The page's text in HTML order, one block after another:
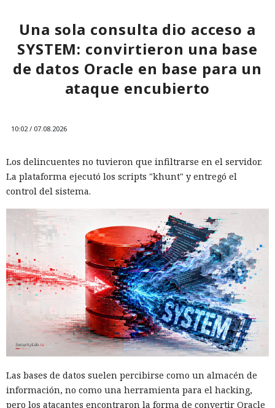
vigilar la actividad de las cuentas por accesos desde
dispositivos desconocidos.
Una sola consulta dio acceso a
SYSTEM: convirtieron una base
de datos Oracle en base para un
ataque encubierto
10:02 / 07.08.2026
Los delincuentes no tuvieron que infiltrarse en el servidor.
La plataforma ejecutó los scripts "khunt" y entregó el
control del sistema.
Las bases de datos suelen percibirse como un almacén de
información, no como una herramienta para el hacking,
pero los atacantes encontraron la forma de convertir Oracle